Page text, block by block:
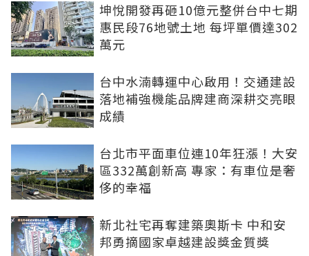
坤悅開發再砸10億元整併台中七期
惠民段76地號土地 每坪單價達302
萬元
台中水湳轉運中心啟用！交通建設
落地補強機能品牌建商深耕交亮眼
成績
台北市平面車位連10年狂漲！大安
區332萬創新高 專家：有車位是奢
侈的幸福
新北社宅再奪建築奧斯卡 中和安
邦勇摘國家卓越建設獎金質獎